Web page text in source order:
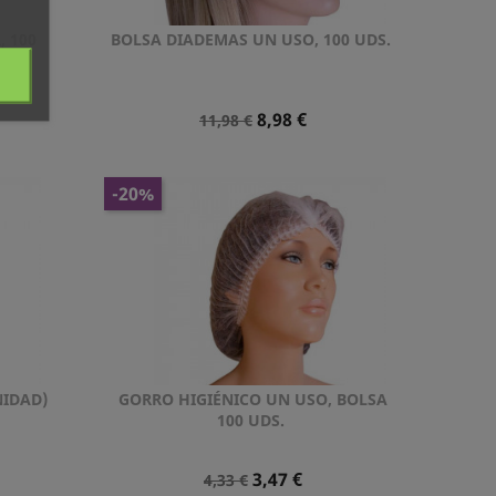
BOLSA DIADEMAS UN USO, 100 UDS.
Precio
11,98 € Precio
8,98 €
Vista rápida
GORRO HIGIÉNICO UN USO, BOLSA
100 UDS.
Precio
4,33 € Precio
3,47 €
-20%
Vista rápida